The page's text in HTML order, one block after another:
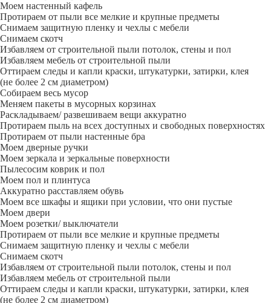
Моем настенный кафель
Протираем от пыли все мелкие и крупные предметы
Снимаем защитную пленку и чехлы с мебели
Снимаем скотч
Избавляем от строительной пыли потолок, стены и пол
Избавляем мебель от строительной пыли
Оттираем следы и капли краски, штукатурки, затирки, клея
(не более 2 см диаметром)
Собираем весь мусор
Меняем пакеты в мусорных корзинах
Раскладываем/ развешиваем вещи аккуратно
Протираем пыль на всех доступных и свободных поверхностях
Протираем от пыли настенные бра
Моем дверные ручки
Моем зеркала и зеркальные поверхности
Пылесосим коврик и пол
Моем пол и плинтуса
Аккуратно расставляем обувь
Моем все шкафы и ящики при условии, что они пустые
Моем двери
Моем розетки/ выключатели
Протираем от пыли все мелкие и крупные предметы
Снимаем защитную пленку и чехлы с мебели
Снимаем скотч
Избавляем от строительной пыли потолок, стены и пол
Избавляем мебель от строительной пыли
Оттираем следы и капли краски, штукатурки, затирки, клея
(не более 2 см диаметром)